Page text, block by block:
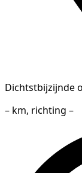
Dichtstbijzijnde
– km, richting –